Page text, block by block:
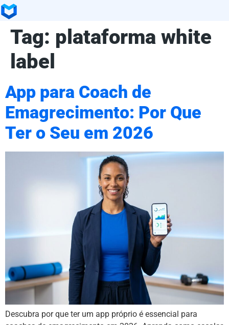
Tag: plataforma white
label
App para Coach de
Emagrecimento: Por Que
Ter o Seu em 2026
Descubra por que ter um app próprio é essencial para